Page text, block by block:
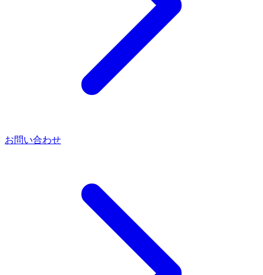
お問い合わせ